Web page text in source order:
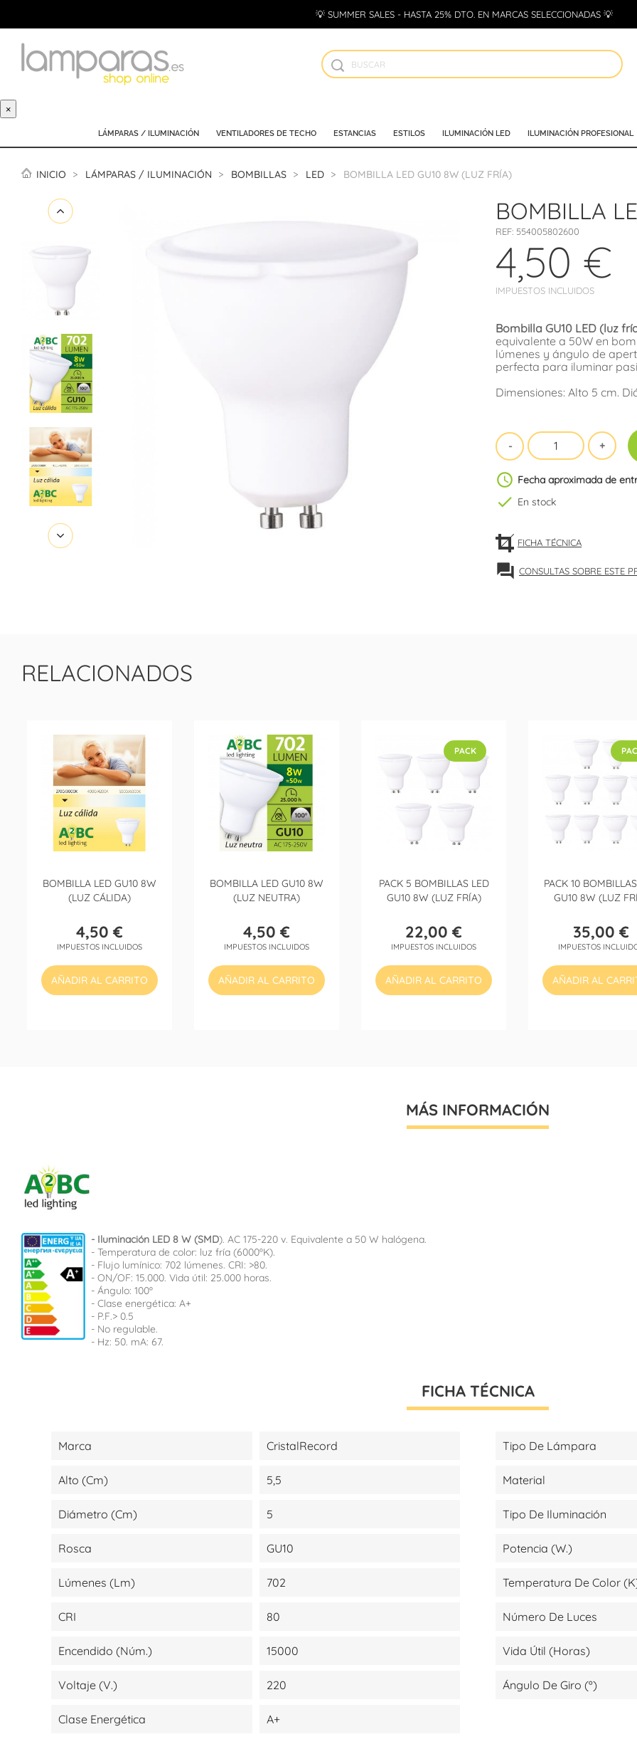
💡 SUMMER SALES - HASTA 25% DTO. EN MARCAS SELECCIONADAS 💡
×
LÁMPARAS / ILUMINACIÓN VENTILADORES DE TECHO ESTANCIAS ESTILOS ILUMINACIÓN LED ILUMINACIÓN PROFESIONAL
INICIO LÁMPARAS / ILUMINACIÓN BOMBILLAS LED BOMBILLA LED GU10 8W (LUZ FRÍA)
BOMBILLA
REF: 554005802600
4,50 €
IMPUESTOS INCLUIDOS
Bombilla GU10 LED (luz
equivalente a 50W en
lúmenes y ángulo de
perfecta para iluminar
Dimensiones: Alto 5 cm.
schedule Fecha aproximada de
check En stock
FICHA TÉCNICA
forum CONSULTAS SOBRE ESTE
RELACIONADOS
BOMBILLA LED GU10 8W
(LUZ CÁLIDA)
Precio
4,50 €
IMPUESTOS INCLUIDOS
AÑADIR AL CARRITO
BOMBILLA LED GU10 8W
(LUZ NEUTRA)
Precio
4,50 €
IMPUESTOS INCLUIDOS
AÑADIR AL CARRITO
PACK 5 BOMBILLAS LED
GU10 8W (LUZ FRÍA)
Precio
22,00 €
IMPUESTOS INCLUIDOS
PACK
AÑADIR AL CARRITO
PACK 10
GU10 8W (LUZ
Precio
35,00 €
IMPUESTOS
AÑADIR AL
MÁS INFORMACIÓN
- Iluminación LED 8 W (SMD). AC 175-220 v. Equivalente a 50 W halógena.
- Temperatura de color: luz fría (6000ºK).
- Flujo lumínico: 702 lúmenes. CRI: >80.
- ON/OF: 15.000. Vida útil: 25.000 horas.
- Ángulo: 100º
- Clase energética: A+
- P.F.> 0.5
- No regulable.
- Hz: 50. mA: 67.
FICHA TÉCNICA
Marca CristalRecord Tipo De Lámpara
Alto (cm) 5,5 Material
Diámetro (cm) 5 Tipo De Iluminación
Rosca GU10 Potencia (W.)
Lúmenes (lm) 702 Temperatura De Color
CRI 80 Número De Luces
Encendido (Núm.) 15000 Vida Útil (Horas)
Voltaje (V.) 220 Ángulo De Giro (º)
Clase Energética A+